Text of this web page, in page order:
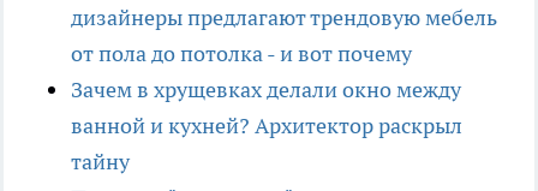
дизайнеры предлагают трендовую мебель
от пола до потолка - и вот почему
Зачем в хрущевках делали окно между
ванной и кухней? Архитектор раскрыл
тайну